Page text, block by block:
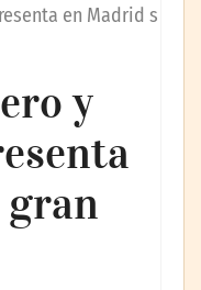
en Madrid s
y